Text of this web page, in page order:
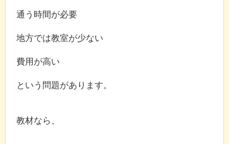
通う時間が必要
地方では教室が少ない
費用が高い
という問題があります。
教材なら、